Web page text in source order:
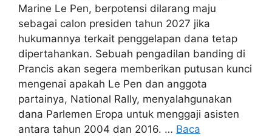
Marine Le Pen, berpotensi dilarang maju
sebagai calon presiden tahun 2027 jika
hukumannya terkait penggelapan dana tetap
dipertahankan. Sebuah pengadilan banding di
Prancis akan segera memberikan putusan kunci
mengenai apakah Le Pen dan anggota
partainya, National Rally, menyalahgunakan
dana Parlemen Eropa untuk menggaji asisten
antara tahun 2004 dan 2016. … Baca